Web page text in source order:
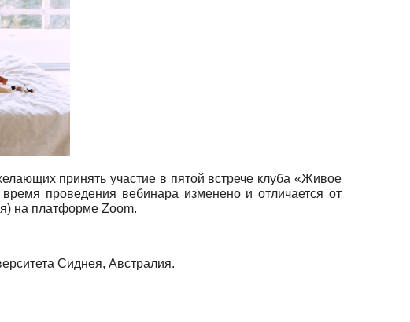
принять участие в пятой встрече клуба «Живое
проведения вебинара изменено и отличается от
на платформе Zoom.
Сиднея, Австралия.